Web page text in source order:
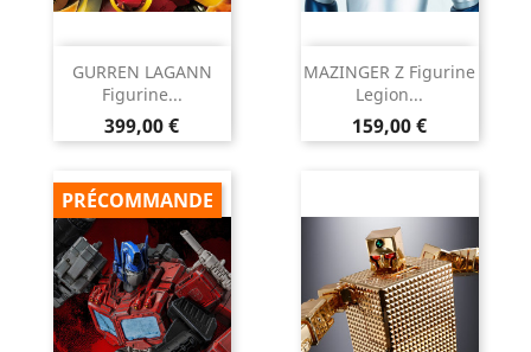
GURREN LAGANN
Figurine...
Prix
399,00 €
MAZINGER Z Figurine
Legion...
Prix
159,00 €
PRÉCOMMANDE